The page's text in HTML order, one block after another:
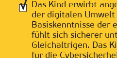
Das Kind erwirbt
der digitalen Umwelt
Basiskenntnisse der
fühlt sich sicherer
Gleichaltrigen. Das
für die